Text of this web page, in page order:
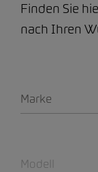
Finden Sie
nach Ihren
Marke
Modell